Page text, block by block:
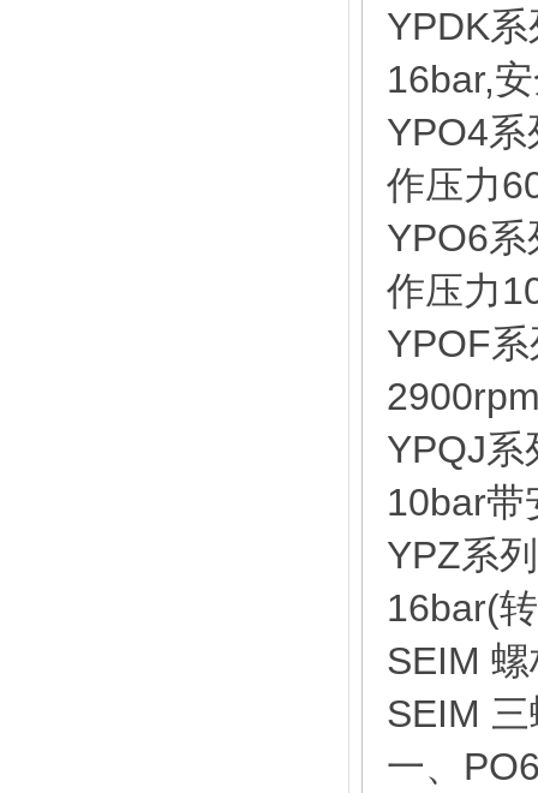
YPDK
16bar,
YPO4
作压力
YPO6
作压力
YPOF
YPQJ系
10bar带
YPZ系
16bar(
SEIM
SEIM
一、